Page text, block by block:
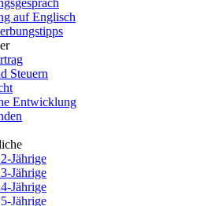
auf Englisch
Steuern
Entwicklung
Jährige
Jährige
Jährige
Jährige